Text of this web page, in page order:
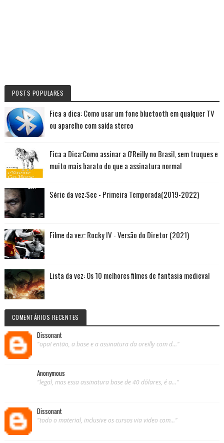
POSTS POPULARES
Fica a dica: Como usar um fone bluetooth em qualquer TV
ou aparelho com saída stereo
Fica a Dica:Como assinar a O'Reilly no Brasil, sem truques e
muito mais barato do que a assinatura normal
Série da vez:See - Primeira Temporada(2019-2022)
Filme da vez: Rocky IV - Versão do Diretor (2021)
Lista da vez: Os 10 melhores filmes de fantasia medieval
COMENTÁRIOS RECENTES
Dissonant
"opa! então, a base e a assinatura da oreilly com d..."
Anonymous
"legal, mas essa assinatura base de 40 dólares, é a..."
Dissonant
"todo o material, inclusive os cursos via video com..."